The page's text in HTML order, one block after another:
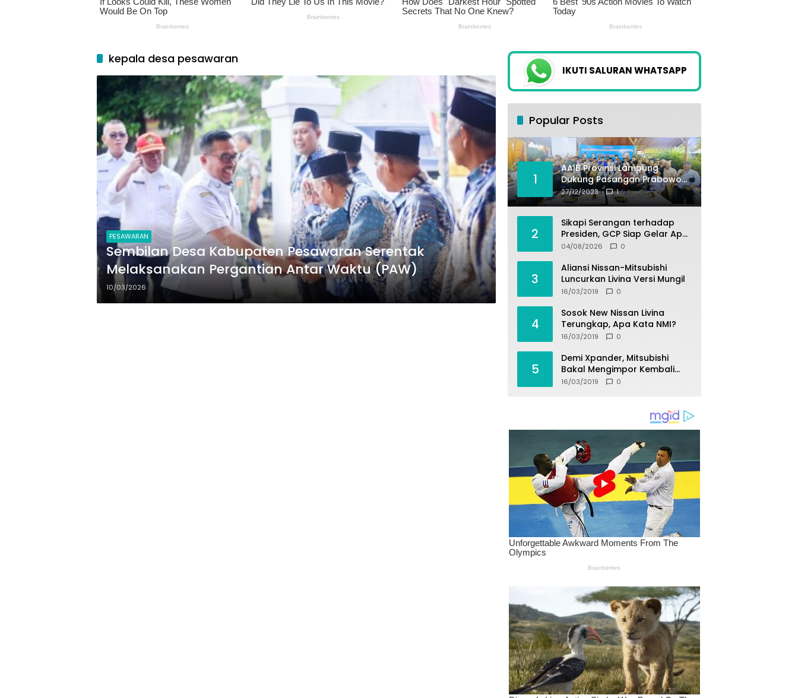
kepala desa pesawaran
PESAWARAN
Sembilan Desa Kabupaten Pesawaran Serentak
Melaksanakan Pergantian Antar Waktu (PAW)
10/03/2026
IKUTI SALURAN WHATSAPP
Popular Posts
1
AAIB Provinsi Lampung
Dukung Pasangan Prabowo-
Gibran
27/12/2023 1
2
Sikapi Serangan terhadap
Presiden, GCP Siap Gelar Apel
Akbar 10 Ribu Massa di
04/08/2026 0
3
Aliansi Nissan-Mitsubishi
Luncurkan Livina Versi Mungil
16/03/2019 0
4
Sosok New Nissan Livina
Terungkap, Apa Kata NMI?
16/03/2019 0
5
Demi Xpander, Mitsubishi
Bakal Mengimpor Kembali
Pajero Sport
16/03/2019 0